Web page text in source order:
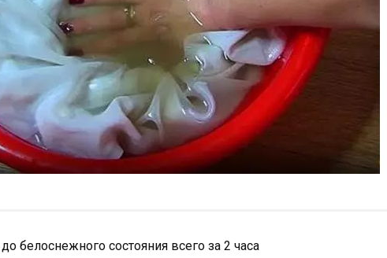
белоснежного состояния всего за 2 часа